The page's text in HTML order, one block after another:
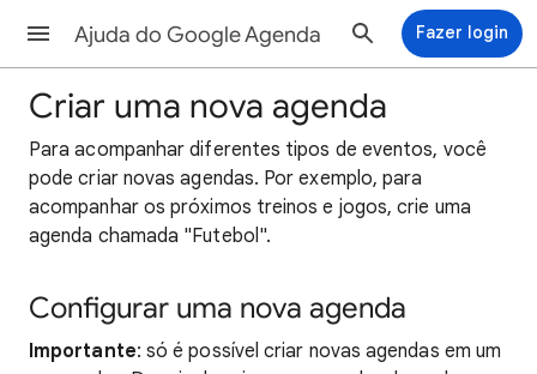
Ajuda do Google Agenda Fazer login
Criar uma nova agenda
Para acompanhar diferentes tipos de eventos, você
pode criar novas agendas. Por exemplo, para
acompanhar os próximos treinos e jogos, crie uma
agenda chamada "Futebol".
Configurar uma nova agenda
Importante: só é possível criar novas agendas em um